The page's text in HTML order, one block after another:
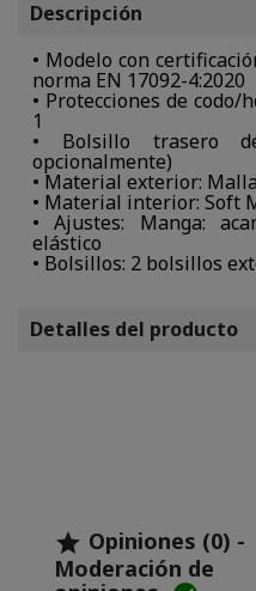
Descripción
• Modelo con
norma EN 17092-4:2020
• Protecciones de
1
• Bolsillo trasero
opcionalmente)
• Material exterior:
• Material interior: Soft
• Ajustes: Manga:
elástico
• Bolsillos: 2 bolsillos
Detalles del producto
 Opiniones (0) -
Moderación de